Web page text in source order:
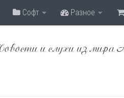
Софт Разное
и слухи из мира